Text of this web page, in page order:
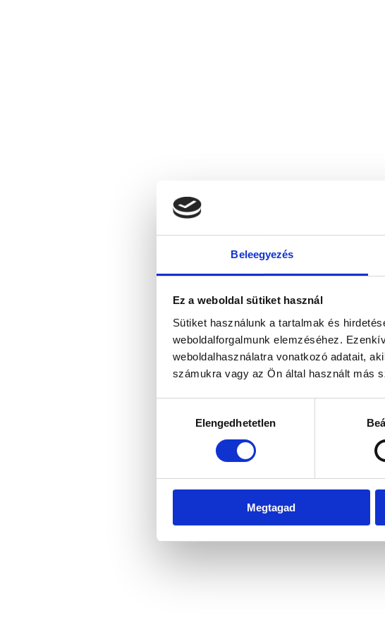
Beleegyezés
Ez a weboldal sütiket használ
Sütiket használunk a tartalmak és
weboldalforgalmunk elemzéséhez.
weboldalhasználatra vonatkozó adatait,
számukra vagy az Ön által használt más
kiválasztásaElengedhetetlen
Megtagad
Application error: a client-side exception has